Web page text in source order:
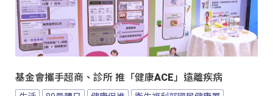
基金會攜手超商、診所 推「健康ACE」遠離疾病